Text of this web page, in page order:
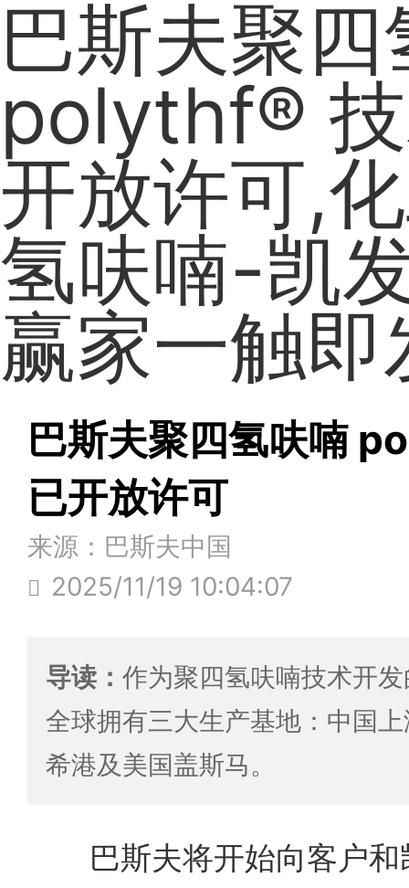
巴斯夫聚
polythf®
开放许可,
氢呋喃-凯
赢家一触即
巴斯夫聚四氢呋喃
已开放许可
来源：巴斯夫中国
2025/11/19 10:04:07
导读： 作为聚四氢呋喃技术开
全球拥有三大生产基地：中国
希港及美国盖斯马。
巴斯夫将开始向客户和